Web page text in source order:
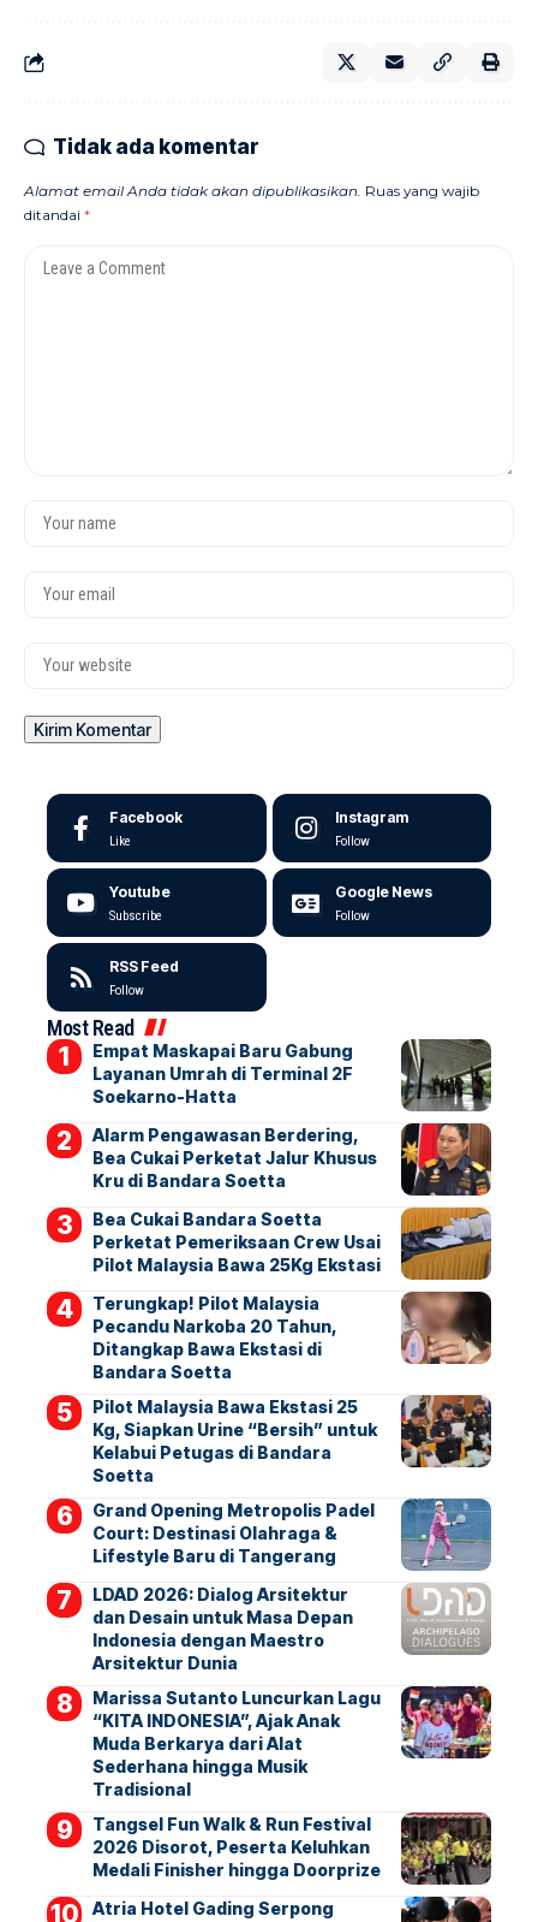
Tidak ada komentar
Alamat email Anda tidak akan dipublikasikan. Ruas yang wajib
ditandai *
Facebook
Like
Instagram
Follow
Youtube
Subscribe
Google News
Follow
RSS Feed
Follow
Most Read
Empat Maskapai Baru Gabung
Layanan Umrah di Terminal 2F
Soekarno-Hatta
Alarm Pengawasan Berdering,
Bea Cukai Perketat Jalur Khusus
Kru di Bandara Soetta
Bea Cukai Bandara Soetta
Perketat Pemeriksaan Crew Usai
Pilot Malaysia Bawa 25Kg Ekstasi
Terungkap! Pilot Malaysia
Pecandu Narkoba 20 Tahun,
Ditangkap Bawa Ekstasi di
Bandara Soetta
Pilot Malaysia Bawa Ekstasi 25
Kg, Siapkan Urine “Bersih” untuk
Kelabui Petugas di Bandara
Soetta
Grand Opening Metropolis Padel
Court: Destinasi Olahraga &
Lifestyle Baru di Tangerang
LDAD 2026: Dialog Arsitektur
dan Desain untuk Masa Depan
Indonesia dengan Maestro
Arsitektur Dunia
Marissa Sutanto Luncurkan Lagu
“KITA INDONESIA”, Ajak Anak
Muda Berkarya dari Alat
Sederhana hingga Musik
Tradisional
Tangsel Fun Walk & Run Festival
2026 Disorot, Peserta Keluhkan
Medali Finisher hingga Doorprize
Atria Hotel Gading Serpong